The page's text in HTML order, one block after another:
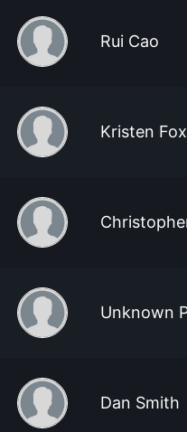
Rui Cao
Kristen
Unknown
Dan Smith